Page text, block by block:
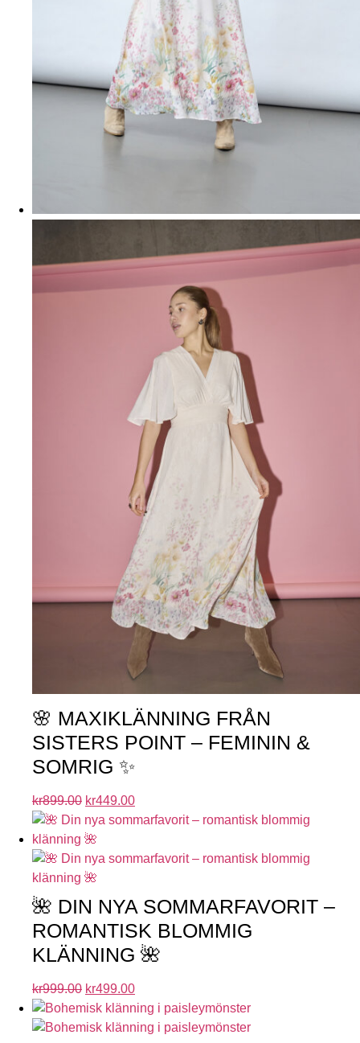
🌸 MAXIKLÄNNING FRÅN
SISTERS POINT – FEMININ &
SOMRIG ✨
kr899.00 kr449.00
🌺 DIN NYA SOMMARFAVORIT –
ROMANTISK BLOMMIG
KLÄNNING 🌺
kr999.00 kr499.00